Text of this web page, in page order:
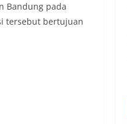
Bandung pada
tersebut bertujuan